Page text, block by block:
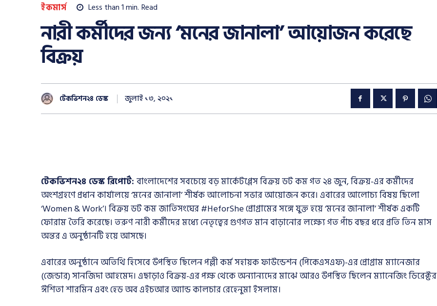
ইকমার্স Less than 1min. Read
নারী কর্মীদের জন্য ‘মনের জানালা’ আয়োজন করেছে
বিক্রয়
টেকভিশন২৪ ডেস্ক জুলাই ১৩, ২০২১
টেকভিশন২৪ ডেস্ক রিপোর্ট: বাংলাদেশের সবচেয়ে বড় মার্কেটপ্লেস বিক্রয় ডট কম গত ২৪ জুন, বিক্রয়-এর কর্মীদের
অংশগ্রহণে প্রধান কার্যালয়ে ‘মনের জানালা’ শীর্ষক আলোচনা সভার আয়োজন করে। এবারের আলোচ্য বিষয় ছিলো
‘Women & Work’। বিক্রয় ডট কম জাতিসংঘের #HeforShe প্রোগ্রামের সঙ্গে যুক্ত হয়ে ‘মনের জানালা’ শীর্ষক একটি
ফোরাম তৈরি করেছে। তরুণ নারী কর্মীদের মধ্যে নেতৃত্বের গুণগত মান বাড়ানোর লক্ষ্যে গত পাঁচ বছর ধরে প্রতি তিন মাস
অন্তর এ অনুষ্ঠানটি হয়ে আসছে।
এবারের অনুষ্ঠানে অতিথি হিসেবে উপস্থিত ছিলেন পল্লী কর্ম সহায়ক ফাউন্ডেশন (পিকেএসএফ)-এর প্রোগ্রাম ম্যানেজার
(জেন্ডার) সানজিদা আহমেদ। এছাড়াও বিক্রয়-এর পক্ষ থেকে অন্যান্যদের মাঝে আরও উপস্থিত ছিলেন ম্যানেজিং ডিরেক্টর
ঈশিতা শারমিন এবং হেড অব এইচআর অ্যান্ড কালচার রেহেনুমা ইসলাম।